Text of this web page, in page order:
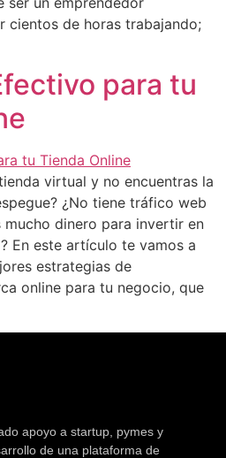
cientos de horas trabajando;
para tu
virtual y no encuentras la
¿No tiene tráfico web
dinero para invertir en
En este artículo te vamos a
estrategias de
online para tu negocio, que
apoyo a startup, pymes y
de una plataforma de